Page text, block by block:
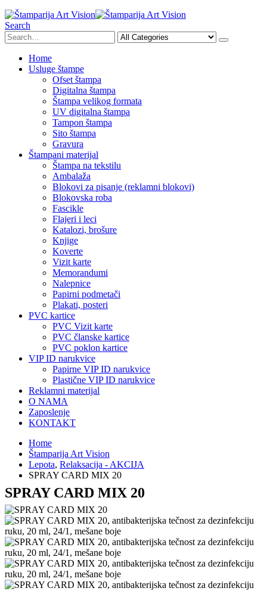
Search
Home
Usluge štampe
Ofset štampa
Digitalna štampa
Štampa velikog formata
UV digitalna štampa
Tampon štampa
Sito štampa
Gravura
Štampani materijal
Štampa na tekstilu
Ambalaža
Blokovi za pisanje (reklamni blokovi)
Blokovska roba
Fascikle
Flajeri i leci
Katalozi, brošure
Knjige
Koverte
Vizit karte
Memorandumi
Nalepnice
Papirni podmetači
Plakati, posteri
PVC kartice
PVC Vizit karte
PVC članske kartice
PVC poklon kartice
VIP ID narukvice
Papirne VIP ID narukvice
Plastične VIP ID narukvice
Reklamni materijal
O NAMA
Zaposlenje
KONTAKT
Home
Štamparija Art Vision
Lepota, Relaksacija - AKCIJA
SPRAY CARD MIX 20
SPRAY CARD MIX 20